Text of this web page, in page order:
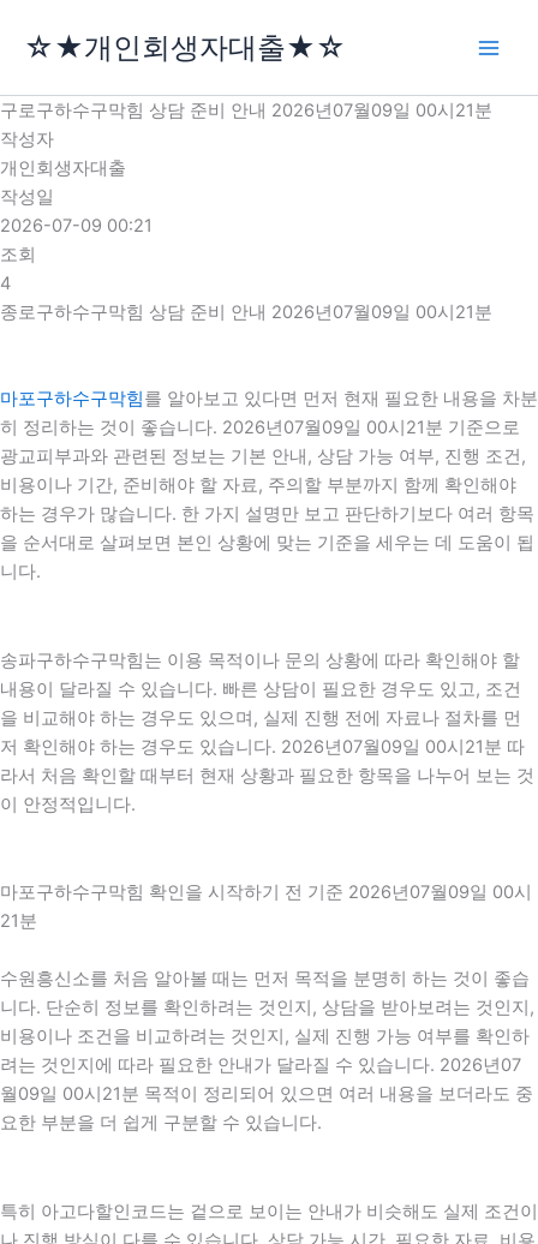
로
건
너
뛰
기
☆★개인회생자대출★☆
구로구하수구막힘 상담 준비 안내 2026년07월09일 00시21분
작성자
개인회생자대출
작성일
2026-07-09 00:21
조회
4
종로구하수구막힘 상담 준비 안내 2026년07월09일 00시21분
마포구하수구막힘를 알아보고 있다면 먼저 현재 필요한 내용을 차분
히 정리하는 것이 좋습니다. 2026년07월09일 00시21분 기준으로
광교피부과와 관련된 정보는 기본 안내, 상담 가능 여부, 진행 조건,
비용이나 기간, 준비해야 할 자료, 주의할 부분까지 함께 확인해야
하는 경우가 많습니다. 한 가지 설명만 보고 판단하기보다 여러 항목
을 순서대로 살펴보면 본인 상황에 맞는 기준을 세우는 데 도움이 됩
니다.
송파구하수구막힘는 이용 목적이나 문의 상황에 따라 확인해야 할
내용이 달라질 수 있습니다. 빠른 상담이 필요한 경우도 있고, 조건
을 비교해야 하는 경우도 있으며, 실제 진행 전에 자료나 절차를 먼
저 확인해야 하는 경우도 있습니다. 2026년07월09일 00시21분 따
라서 처음 확인할 때부터 현재 상황과 필요한 항목을 나누어 보는 것
이 안정적입니다.
마포구하수구막힘 확인을 시작하기 전 기준 2026년07월09일 00시
21분
수원흥신소를 처음 알아볼 때는 먼저 목적을 분명히 하는 것이 좋습
니다. 단순히 정보를 확인하려는 것인지, 상담을 받아보려는 것인지,
비용이나 조건을 비교하려는 것인지, 실제 진행 가능 여부를 확인하
려는 것인지에 따라 필요한 안내가 달라질 수 있습니다. 2026년07
월09일 00시21분 목적이 정리되어 있으면 여러 내용을 보더라도 중
요한 부분을 더 쉽게 구분할 수 있습니다.
특히 아고다할인코드는 겉으로 보이는 안내가 비슷해도 실제 조건이